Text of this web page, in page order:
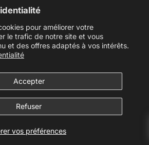
pour améliorer votre
le trafic de notre site et vous
et des offres adaptés à vos intérêts.
vos préférences
Accepter
Refuser